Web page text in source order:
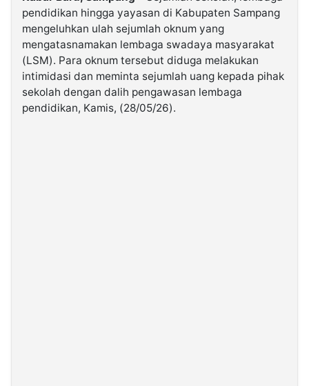
Kabarbaru.co
2026
Kabarbaru
Media
pendidikan hingga yayasan di Kabupaten Sampang
mengeluhkan ulah sejumlah oknum yang
mengatasnamakan lembaga swadaya masyarakat
(LSM). Para oknum tersebut diduga melakukan
intimidasi dan meminta sejumlah uang kepada pihak
sekolah dengan dalih pengawasan lembaga
pendidikan, Kamis, (28/05/26).